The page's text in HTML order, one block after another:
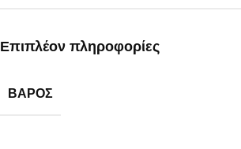
Επιπλέον πληροφορίες
ΒΆΡΟΣ